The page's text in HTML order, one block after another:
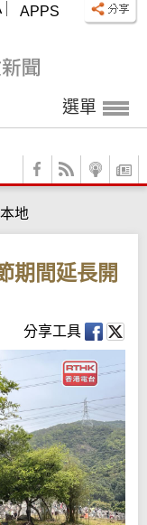
APPS
選單
本地
期間延長開
分享工具